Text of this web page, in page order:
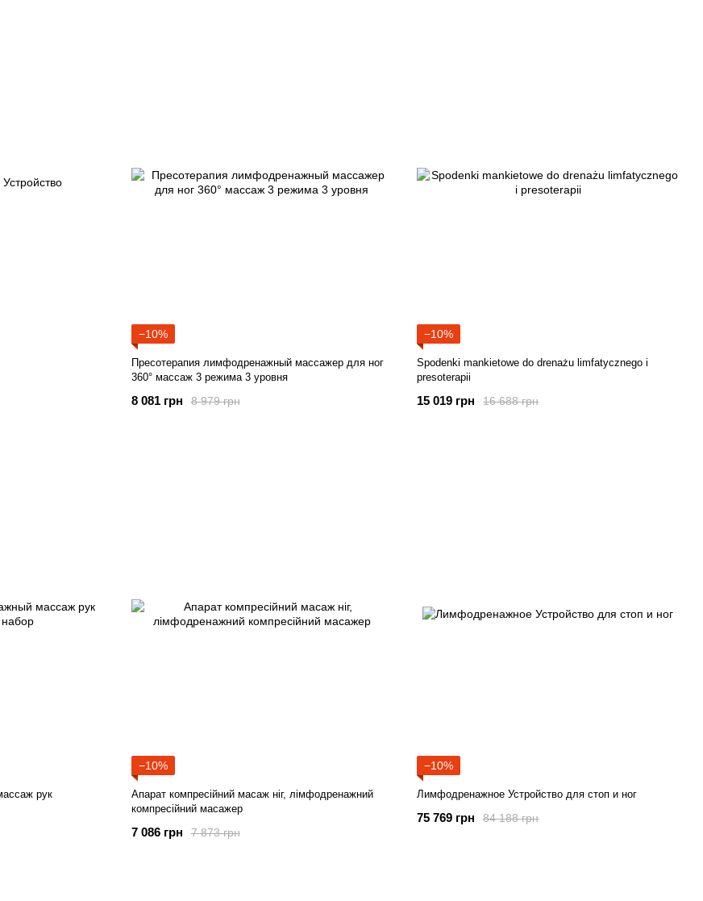
−10%
Пресотерапия лимфодренажный массажер для ног
360° массаж 3 режима 3 уровня
8 979 грн
8 081 грн
−10%
Spodenki mankietowe do drenażu limfatycznego i
presoterapii
16 688 грн
15 019 грн
рук
−10%
Апарат компресійний масаж ніг, лімфодренажний
компресійний масажер
7 873 грн
7 086 грн
−10%
Лимфодренажное Устройство для стоп и ног
84 188 грн
75 769 грн